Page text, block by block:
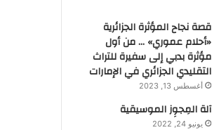
قصة نجاح المؤثرة الجزائرية
«أحلام عموري» … من أول
مؤثرة بدبي إلى سفيرة للتراث
التقليدي الجزائري في الإمارات
أغسطس 13, 2023
آلة المِجوِز الموسيقية‎‎
يونيو 24, 2022